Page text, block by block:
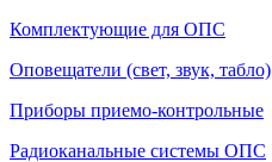
Комплектующие для ОПС
Оповещатели (свет, звук, табло)
Приборы приемо-контрольные
Радиоканальные системы ОПС